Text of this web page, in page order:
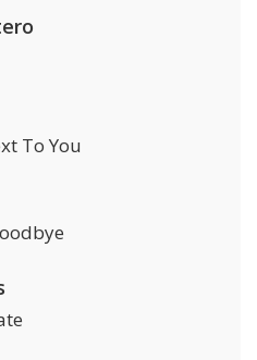
To You